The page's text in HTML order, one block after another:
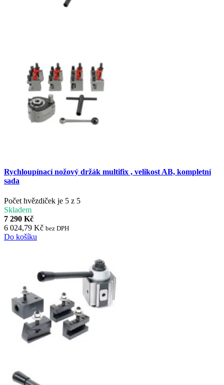
Rychloupínací nožový držák multifix , velikost AB, kompletní
sada
Počet hvězdiček je 5 z 5
Skladem
7 290 Kč
6 024,79 Kč bez DPH
Do košíku